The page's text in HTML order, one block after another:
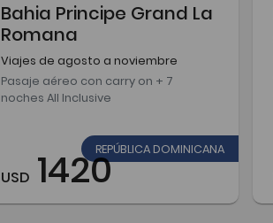
Bahia Principe Grand La
Romana
Viajes de agosto a noviembre
Pasaje aéreo con carry on + 7
noches All Inclusive
REPÚBLICA DOMINICANA
USD 1420